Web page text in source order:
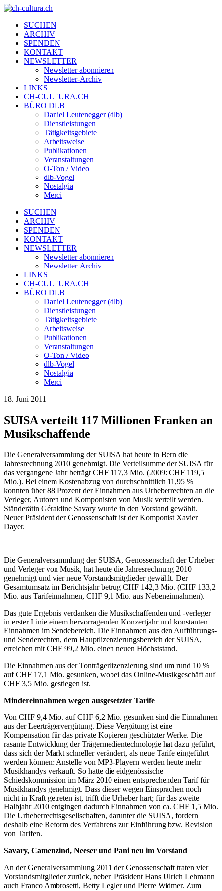
SUCHEN
ARCHIV
SPENDEN
KONTAKT
NEWSLETTER
Newsletter abonnieren
Newsletter-Archiv
LINKS
CH-CULTURA.CH
BÜRO DLB
Daniel Leutenegger (dlb)
Dienstleistungen
Tätigkeitsgebiete
Arbeitsweise
Publikationen
Veranstaltungen
O-Ton / Video
dlb-Vogel
Nostalgia
Merci
SUCHEN
ARCHIV
SPENDEN
KONTAKT
NEWSLETTER
Newsletter abonnieren
Newsletter-Archiv
LINKS
CH-CULTURA.CH
BÜRO DLB
Daniel Leutenegger (dlb)
Dienstleistungen
Tätigkeitsgebiete
Arbeitsweise
Publikationen
Veranstaltungen
O-Ton / Video
dlb-Vogel
Nostalgia
Merci
18. Juni 2011
SUISA verteilt 117 Millionen Franken an
Musikschaffende
Die Generalversammlung der SUISA hat heute in Bern die
Jahresrechnung 2010 genehmigt. Die Verteilsumme der SUISA für
das vergangene Jahr beträgt CHF 117,3 Mio. (2009: CHF 119,5
Mio.). Bei einem Kostenabzug von durchschnittlich 11,95 %
konnten über 88 Prozent der Einnahmen aus Urheberrechten an die
Verleger, Autoren und Komponisten von Musik verteilt werden.
Ständerätin Géraldine Savary wurde in den Vorstand gewählt.
Neuer Präsident der Genossenschaft ist der Komponist Xavier
Dayer.
Die Generalversammlung der SUISA, Genossenschaft der Urheber
und Verleger von Musik, hat heute die Jahresrechnung 2010
genehmigt und vier neue Vorstandsmitglieder gewählt. Der
Gesamtumsatz im Berichtsjahr betrug CHF 142,3 Mio. (CHF 133,2
Mio. aus Tarifeinnahmen, CHF 9,1 Mio. aus Nebeneinnahmen).
Das gute Ergebnis verdanken die Musikschaffenden und -verleger
in erster Linie einem hervorragenden Konzertjahr und konstanten
Einnahmen im Sendebereich. Die Einnahmen aus den Aufführungs-
und Senderechten, dem Hauptlizenzierungsbereich der SUISA,
erreichen mit CHF 99,2 Mio. einen neuen Höchststand.
Die Einnahmen aus der Tonträgerlizenzierung sind um rund 10 %
auf CHF 17,1 Mio. gesunken, wobei das Online-Musikgeschäft auf
CHF 3,5 Mio. gestiegen ist.
Mindereinnahmen wegen ausgesetzter Tarife
Von CHF 9,4 Mio. auf CHF 6,2 Mio. gesunken sind die Einnahmen
aus der Leerträgervergütung. Diese Vergütung ist eine
Kompensation für das private Kopieren geschützter Werke. Die
rasante Entwicklung der Trägermedientechnologie hat dazu geführt,
dass sich der Markt schneller verändert, als neue Tarife eingeführt
werden können: Anstelle von MP3-Playern werden heute mehr
Musikhandys verkauft. So hatte die eidgenössische
Schiedskommission im März 2010 einen entsprechenden Tarif für
Musikhandys genehmigt. Dass dieser wegen Einsprachen noch
nicht in Kraft getreten ist, trifft die Urheber hart; für das zweite
Halbjahr 2010 entgingen dadurch Einnahmen von ca. CHF 1,5 Mio.
Die Urheberrechtsgesellschaften, darunter die SUISA, fordern
deshalb eine Reform des Verfahrens zur Einführung bzw. Revision
von Tarifen.
Savary, Camenzind, Neeser und Pani neu im Vorstand
An der Generalversammlung 2011 der Genossenschaft traten vier
Vorstandsmitglieder zurück, neben Präsident Hans Ulrich Lehmann
auch Franco Ambrosetti, Betty Legler und Pierre Widmer. Zum